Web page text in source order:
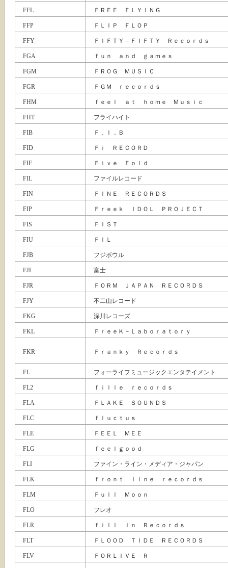
FFL ＦＲＥＥ ＦＬＹＩＮＧ
FFP ＦＬＩＰ ＦＬＯＰ
FFY ＦＩＦＴＹ－ＦＩＦＴＹ Ｒｅｃｏｒｄｓ
FGA ｆｕｎ ａｎｄ ｇａｍｅｓ
FGM ＦＲＯＧ ＭＵＳＩＣ
FGR ＦＧＭ ｒｅｃｏｒｄｓ
FHM ｆｅｅｌ ａｔ ｈｏｍｅ Ｍｕｓｉｃ
FHT フライハイト
FIB Ｆ．Ｉ．Ｂ
FID Ｆｉ ＲＥＣＯＲＤ
FIF Ｆｉｖｅ Ｆｏｌｄ
FIL ファイルレコード
FIN ＦＩＮＥ ＲＥＣＯＲＤＳ
FIP Ｆｒｅｅｋ ＩＤＯＬ ＰＲＯＪＥＣＴ
FIS ＦＩＳＴ
FIU ＦＩＬ
FJB フジボウル
FJI 富士
FJR ＦＯＲＭ ＪＡＰＡＮ ＲＥＣＯＲＤＳ
FJY 不二山レコード
FKG 深川レコーズ
FKL ＦｒｅｅＫ－Ｌａｂｏｒａｔｏｒｙ
FKR Ｆｒａｎｋｙ Ｒｅｃｏｒｄｓ
FL フォーライフミュージックエンタテイメント
FL2 ｆｉｌｌｅ ｒｅｃｏｒｄｓ
FLA ＦＬＡＫＥ ＳＯＵＮＤＳ
FLC ｆｌｕｃｔｕｓ
FLE ＦＥＥＬ ＭＥＥ
FLG ｆｅｅｌｇｏｏｄ
FLI ファイン・ライン・メディア・ジャパン
FLK ｆｒｏｎｔ ｌｉｎｅ ｒｅｃｏｒｄｓ
FLM Ｆｕｌｌ Ｍｏｏｎ
FLO フレオ
FLR ｆｉｌｌ ｉｎ Ｒｅｃｏｒｄｓ
FLT ＦＬＯＯＤ ＴＩＤＥ ＲＥＣＯＲＤＳ
FLV ＦＯＲＬＩＶＥ－Ｒ